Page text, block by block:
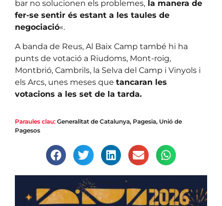
bar no solucionen els problemes, la manera de
fer-se sentir és estant a les taules de
negociació«.
A banda de Reus, Al Baix Camp també hi ha
punts de votació a Riudoms, Mont-roig,
Montbrió, Cambrils, la Selva del Camp i Vinyols i
els Arcs, unes meses que tancaran les
votacions a les set de la tarda.
Paraules clau: Generalitat de Catalunya, Pagesia, Unió de
Pagesos